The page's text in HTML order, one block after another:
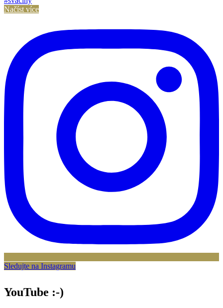
Načíst více
Sledujte na Instagramu
YouTube :-)